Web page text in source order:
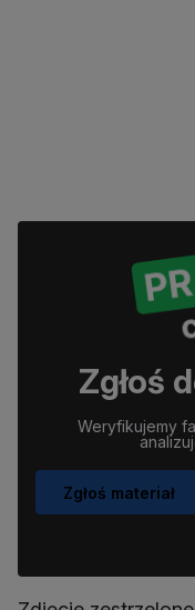
Zgłoś
Weryfikujemy
Zgłoś materiał